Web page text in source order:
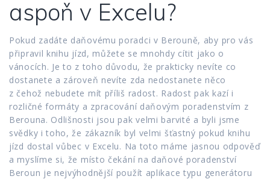
aspoň v Excelu?
Pokud zadáte daňovému poradci v Berouně, aby pro vás
připravil knihu jízd, můžete se mnohdy cítit jako o
vánocích. Je to z toho důvodu, že prakticky nevíte co
dostanete a zároveň nevíte zda nedostanete něco
z čehož nebudete mít příliš radost. Radost pak kazí i
rozličné formáty a zpracování daňovým poradenstvím z
Berouna. Odlišnosti jsou pak velmi barvité a byli jsme
svědky i toho, že zákazník byl velmi šťastný pokud knihu
jízd dostal vůbec v Excelu. Na toto máme jasnou odpověď
a myslíme si, že místo čekání na daňové poradenství
Beroun je nejvýhodnější použít aplikace typu generátoru